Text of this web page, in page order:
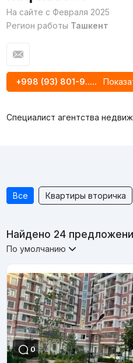
На сайте с Февраля 2025
Регион работы Ташкент
+998 (93) 801-9.....
Специалист агентства
Все Квартиры вторичка
Найдено 24
По умолчанию
0